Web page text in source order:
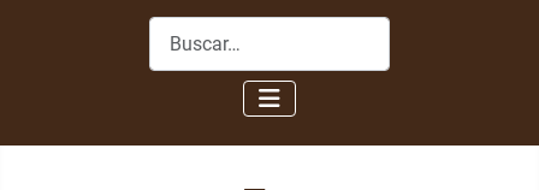
Buscar